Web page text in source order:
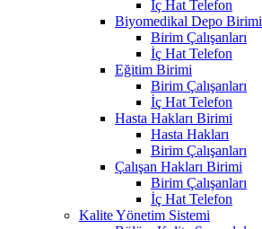
İç Hat Telefon
Biyomedikal Depo Birimi
Birim Çalışanları
İç Hat Telefon
Eğitim Birimi
Birim Çalışanları
İç Hat Telefon
Hasta Hakları Birimi
Hasta Hakları
Birim Çalışanları
Çalışan Hakları Birimi
Birim Çalışanları
İç Hat Telefon
Kalite Yönetim Sistemi